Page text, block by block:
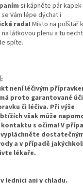
si kápněte pár kapek
Vám lépe dýchat i
rada! Místo na polštář
látkovou plenu a tu
spíte.
není léčivým
proto garantované
či léčiva. Při výše
však může
s očima! V
a v případě
lékaře.
lednici ani v chladu.